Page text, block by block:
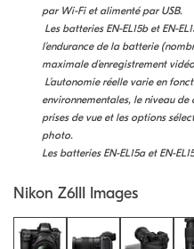
par Wi-Fi et alimenté par USB.
Les batteries EN-EL15b et EN-
l’endurance de la batterie
maximale d’enregistrement
L’autonomie réelle varie en
environnementales, le niveau
prises de vue et les options
photo.
Les batteries EN-EL15a et EN-
Nikon Z6III Images